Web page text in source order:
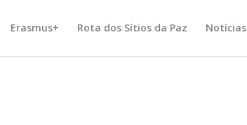
Erasmus+ Rota dos Sítios da Paz Notícias